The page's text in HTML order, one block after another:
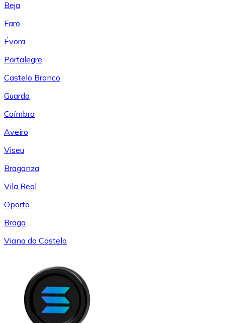
Beja
Faro
Évora
Portalegre
Castelo Branco
Guarda
Coímbra
Aveiro
Viseu
Braganza
Vila Real
Oporto
Braga
Viana do Castelo